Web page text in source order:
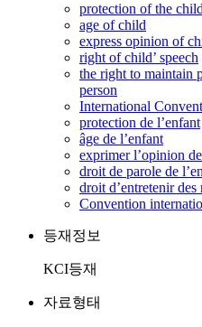
protection of the child
age of child
express opinion of
right of child’ speech
the right to maintain
person
International
protection de l’enfant
âge de l’enfant
exprimer l’opinion
droit de parole de
droit d’entretenir
Convention
등재정보
KCI등재
자료형태